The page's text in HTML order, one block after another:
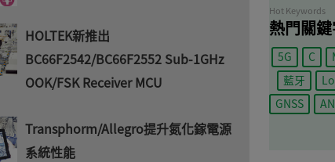
HOLTEK新推出
BC66F2542/BC66F2552 Sub-1GHz
OOK/FSK Receiver MCU
Transphorm/Allegro提升氮化鎵電源
系統性能
Hot Keywords
熱門關
5G C
藍牙
GNSS